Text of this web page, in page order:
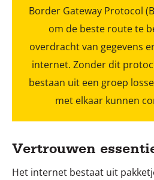
Border Gateway Protocol
om de beste route te
overdracht van gegevens
internet. Zonder dit
bestaan uit een groep
met elkaar kunnen
Vertrouwen
Het internet bestaat uit